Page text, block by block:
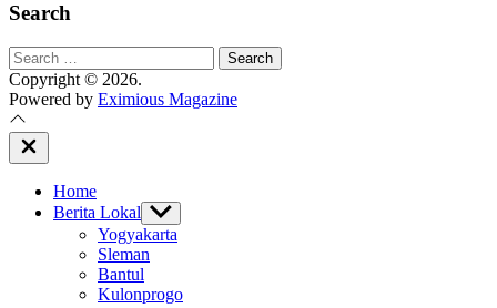
Search
Search
for:
Copyright © 2026.
Powered by Eximious Magazine
Close
Off
Home
Berita Lokal Show
sub
menu
Yogyakarta
Sleman
Bantul
Kulonprogo